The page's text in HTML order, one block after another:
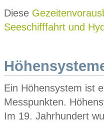
Diese
Seeschifffahrt und
Ein Höhensystem ist
Messpunkten.
Im 19. Jahrhundert